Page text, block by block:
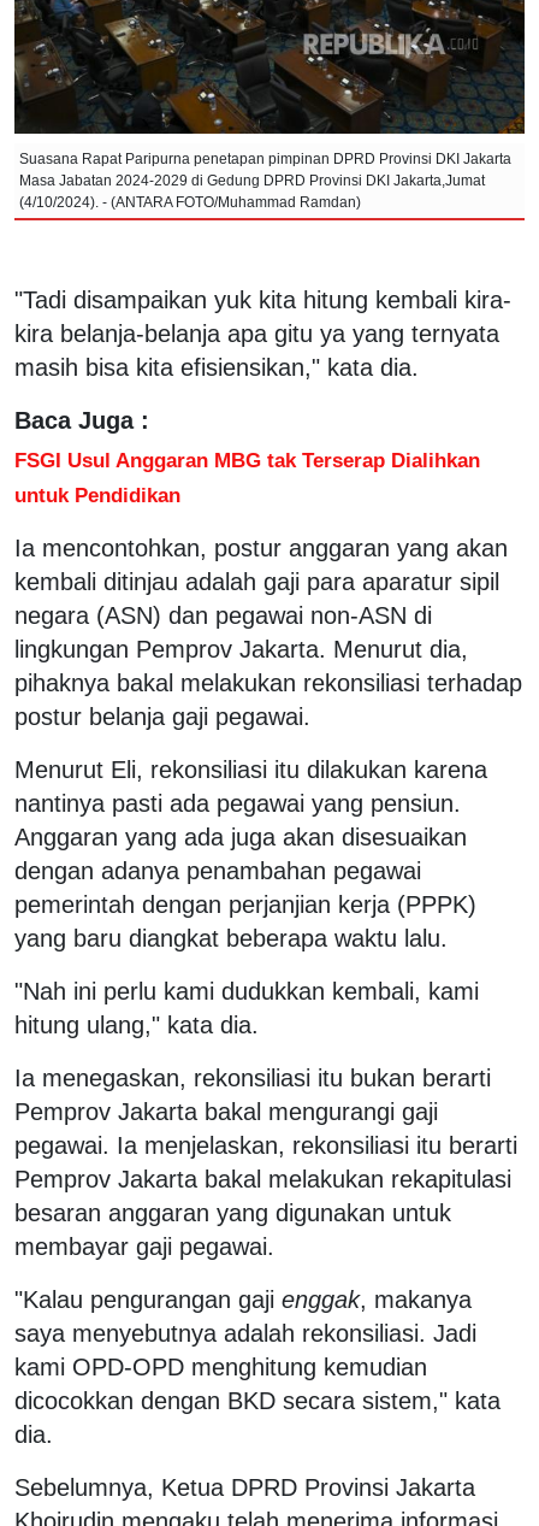
Suasana Rapat Paripurna penetapan pimpinan DPRD Provinsi DKI Jakarta
Masa Jabatan 2024-2029 di Gedung DPRD Provinsi DKI Jakarta,Jumat
(4/10/2024). - (ANTARA FOTO/Muhammad Ramdan)
"Tadi disampaikan yuk kita hitung kembali kira-
kira belanja-belanja apa gitu ya yang ternyata
masih bisa kita efisiensikan," kata dia.
Baca Juga :
FSGI Usul Anggaran MBG tak Terserap Dialihkan
untuk Pendidikan
Ia mencontohkan, postur anggaran yang akan
kembali ditinjau adalah gaji para aparatur sipil
negara (ASN) dan pegawai non-ASN di
lingkungan Pemprov Jakarta. Menurut dia,
pihaknya bakal melakukan rekonsiliasi terhadap
postur belanja gaji pegawai.
Menurut Eli, rekonsiliasi itu dilakukan karena
nantinya pasti ada pegawai yang pensiun.
Anggaran yang ada juga akan disesuaikan
dengan adanya penambahan pegawai
pemerintah dengan perjanjian kerja (PPPK)
yang baru diangkat beberapa waktu lalu.
"Nah ini perlu kami dudukkan kembali, kami
hitung ulang," kata dia.
Ia menegaskan, rekonsiliasi itu bukan berarti
Pemprov Jakarta bakal mengurangi gaji
pegawai. Ia menjelaskan, rekonsiliasi itu berarti
Pemprov Jakarta bakal melakukan rekapitulasi
besaran anggaran yang digunakan untuk
membayar gaji pegawai.
"Kalau pengurangan gaji enggak, makanya
saya menyebutnya adalah rekonsiliasi. Jadi
kami OPD-OPD menghitung kemudian
dicocokkan dengan BKD secara sistem," kata
dia.
Sebelumnya, Ketua DPRD Provinsi Jakarta